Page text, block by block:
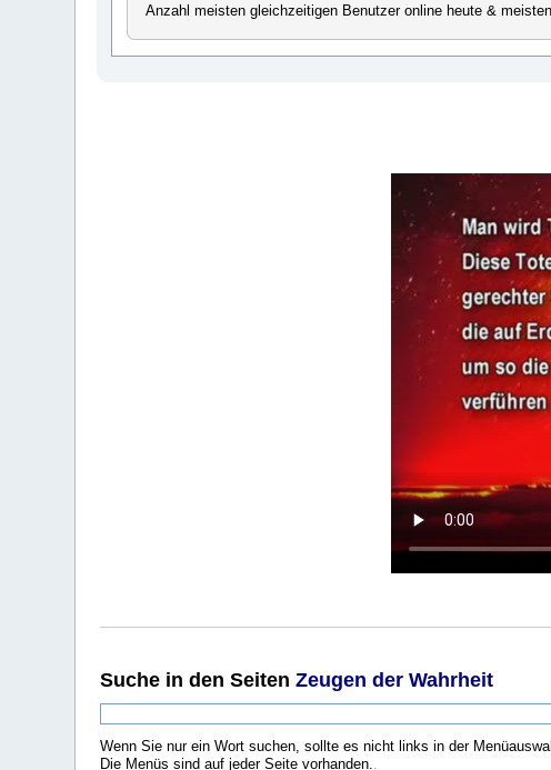
Anzahl meisten gleichzeitigen Benutzer online heute &
Suche in den SeitenZeugen der Wahrheit
Wenn Sie nur ein Wort suchen, sollte es nicht links in der
Die Menüs sind auf jeder Seite vorhanden..